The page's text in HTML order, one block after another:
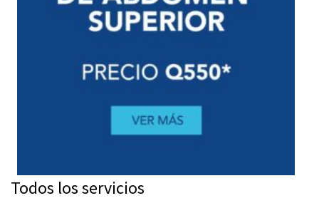
Todos los servicios